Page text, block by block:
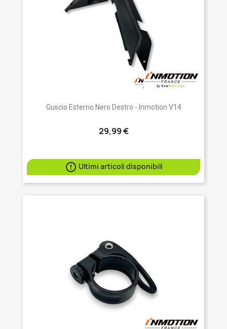
Guscio Esterno Nero Destro - Inmotion V14
29,99 €
 Ultimi articoli disponibili